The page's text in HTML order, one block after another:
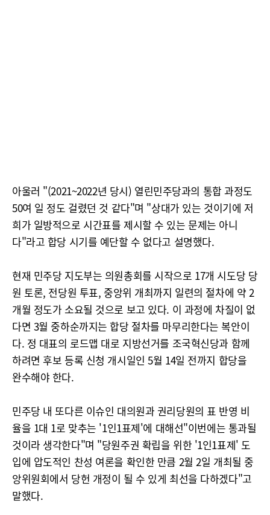
아울러 "(2021~2022년 당시) 열린민주당과의 통합 과정도
50여 일 정도 걸렸던 것 같다"며 "상대가 있는 것이기에 저
희가 일방적으로 시간표를 제시할 수 있는 문제는 아니
다"라고 합당 시기를 예단할 수 없다고 설명했다.
현재 민주당 지도부는 의원총회를 시작으로 17개 시도당 당
원 토론, 전당원 투표, 중앙위 개최까지 일련의 절차에 약 2
개월 정도가 소요될 것으로 보고 있다. 이 과정에 차질이 없
다면 3월 중하순까지는 합당 절차를 마무리한다는 복안이
다. 정 대표의 로드맵 대로 지방선거를 조국혁신당과 함께
하려면 후보 등록 신청 개시일인 5월 14일 전까지 합당을
완수해야 한다.
민주당 내 또다른 이슈인 대의원과 권리당원의 표 반영 비
율을 1대 1로 맞추는 '1인1표제'에 대해선"이번에는 통과될
것이라 생각한다"며 "당원주권 확립을 위한 '1인1표제' 도
입에 압도적인 찬성 여론을 확인한 만큼 2월 2일 개최될 중
앙위원회에서 당헌 개정이 될 수 있게 최선을 다하겠다"고
말했다.